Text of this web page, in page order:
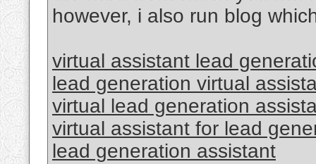
however, i also run blog
virtual assistant lead
lead generation virtual
virtual lead generation
virtual assistant for lead
lead generation assistant